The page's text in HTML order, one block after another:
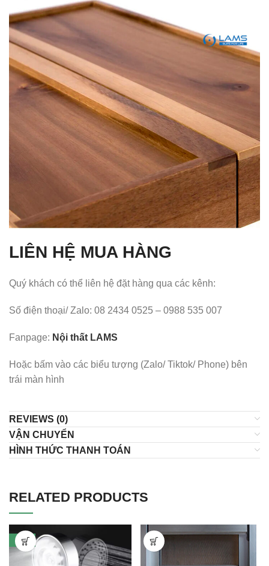
LIÊN HỆ MUA HÀNG
Quý khách có thể liên hệ đặt hàng qua các kênh:
Số điện thoại/ Zalo: 08 2434 0525 – 0988 535 007
Fanpage: Nội thất LAMS
Hoặc bấm vào các biểu tượng (Zalo/ Tiktok/ Phone) bên
trái màn hình
REVIEWS (0)
VẬN CHUYỂN
HÌNH THỨC THANH TOÁN
RELATED PRODUCTS
-27%